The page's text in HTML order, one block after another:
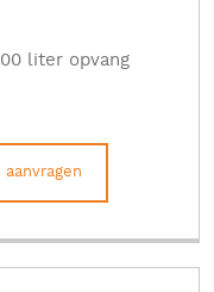
liter opvang
aanvragen